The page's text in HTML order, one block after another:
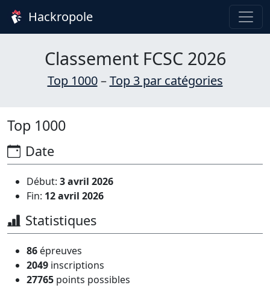
Hackropole
Classement FCSC 2026
Top 1000–Top 3 par catégories
Top 1000
Date
Début: 3 avril 2026
Fin: 12 avril 2026
Statistiques
86 épreuves
2049 inscriptions
27765 points possibles